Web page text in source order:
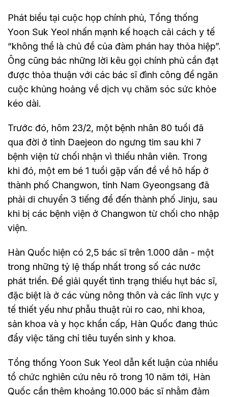
Phát biểu tại cuộc họp chính phủ, Tổng thống
Yoon Suk Yeol nhấn mạnh kế hoạch cải cách y tế
“không thể là chủ đề của đàm phán hay thỏa hiệp”.
Ông cũng bác những lời kêu gọi chính phủ cần đạt
được thỏa thuận với các bác sĩ đình công để ngăn
cuộc khủng hoảng về dịch vụ chăm sóc sức khỏe
kéo dài.
Trước đó, hôm 23/2, một bệnh nhân 80 tuổi đã
qua đời ở tỉnh Daejeon do ngưng tim sau khi 7
bệnh viện từ chối nhận vì thiếu nhân viên. Trong
khi đó, một em bé 1 tuổi gặp vấn đề về hô hấp ở
thành phố Changwon, tỉnh Nam Gyeongsang đã
phải di chuyển 3 tiếng để đến thành phố Jinju, sau
khi bị các bệnh viện ở Changwon từ chối cho nhập
viện.
Hàn Quốc hiện có 2,5 bác sĩ trên 1.000 dân - một
trong những tỷ lệ thấp nhất trong số các nước
phát triển. Để giải quyết tình trạng thiếu hụt bác sĩ,
đặc biệt là ở các vùng nông thôn và các lĩnh vực y
tế thiết yếu như phẫu thuật rủi ro cao, nhi khoa,
sản khoa và y học khẩn cấp, Hàn Quốc đang thúc
đẩy việc tăng chỉ tiêu tuyển sinh y khoa.
Tổng thống Yoon Suk Yeol dẫn kết luận của nhiều
tổ chức nghiên cứu nêu rõ trong 10 năm tới, Hàn
Quốc cần thêm khoảng 10.000 bác sĩ nhằm đảm